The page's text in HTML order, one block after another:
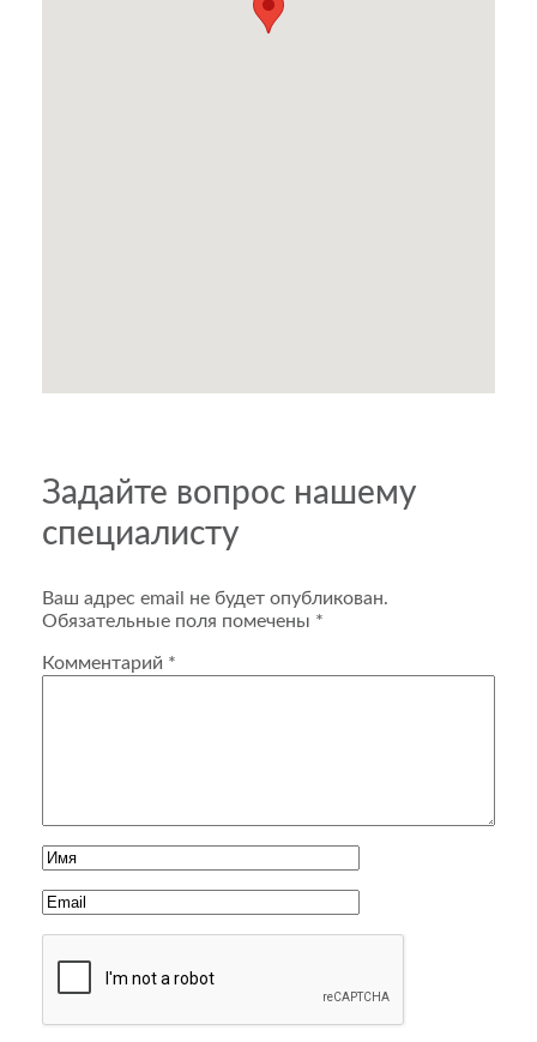
Задайте вопрос нашему
специалисту
Ваш адрес email не будет опубликован.
Обязательные поля помечены *
Комментарий *